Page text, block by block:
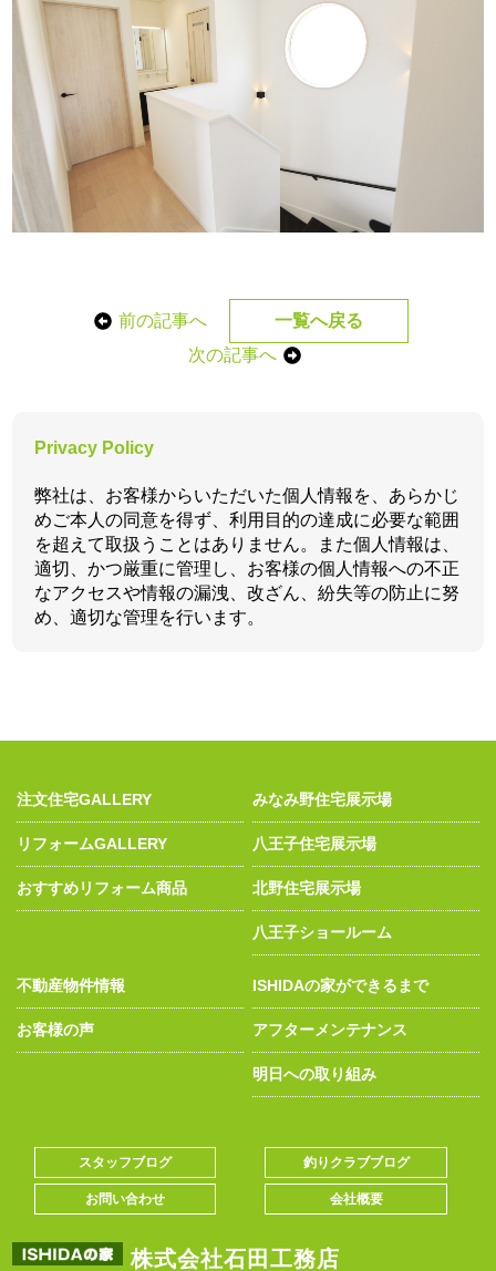
前の記事へ
一覧へ戻る
次の記事へ
Privacy Policy
弊社は、お客様からいただいた個人情報を、あらかじ
めご本人の同意を得ず、利用目的の達成に必要な範囲
を超えて取扱うことはありません。また個人情報は、
適切、かつ厳重に管理し、お客様の個人情報への不正
なアクセスや情報の漏洩、改ざん、紛失等の防止に努
め、適切な管理を行います。
注文住宅GALLERY
リフォームGALLERY
おすすめリフォーム商品
みなみ野住宅展示場
八王子住宅展示場
北野住宅展示場
八王子ショールーム
不動産物件情報
お客様の声
ISHIDAの家ができるまで
アフターメンテナンス
明日への取り組み
株式会社石田工務店
スタッフブログ 釣りクラブブログ
お問い合わせ 会社概要